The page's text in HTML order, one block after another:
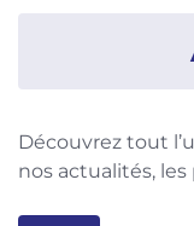
Découvrez tout
nos actualités,